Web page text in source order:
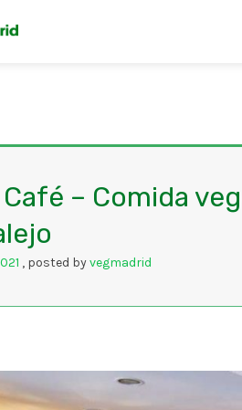
– Comida
posted byvegmadrid